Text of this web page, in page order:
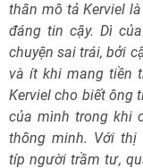
thân mô tả Kerviel
đáng tin cậy. Dì
chuyện sai trái, bởi
và ít khi mang tiền
Kerviel cho biết ông
của mình trong khi
thông minh. Với thị
típ người trầm tư,